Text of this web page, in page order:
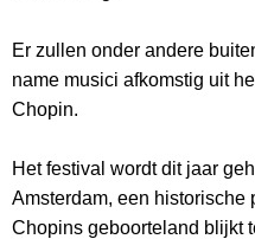
Er zullen onder andere
name musici afkomstig uit
Chopin.
Het festival wordt dit jaar
Amsterdam, een historische
Chopins geboorteland blijkt